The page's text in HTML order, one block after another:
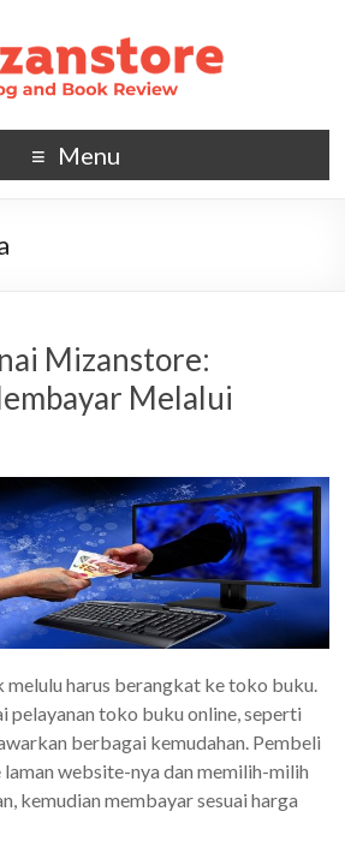
Menu
Mizanstore:
Melalui
harus berangkat ke toko buku.
pelayanan toko buku online, seperti
berbagai kemudahan. Pembeli
website-nya dan memilih-milih
kemudian membayar sesuai harga